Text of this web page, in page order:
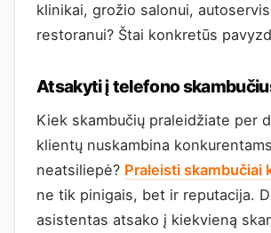
klinikai, grožio salonui,
restoranui? Štai konkretūs
Atsakyti į telefono
Kiek skambučių praleidžiate per
klientų nuskambina
neatsiliepė? Praleisti skambučiai
ne tik pinigais, bet ir reputacija.
asistentas atsako į kiekvieną